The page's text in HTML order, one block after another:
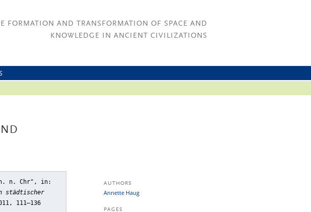
FORMATION AND TRANSFORMATION OF SPACE AND
KNOWLEDGE IN ANCIENT CIVILIZATIONS
n. Chr" , in:
städtischer
111–136
AUTHORS
Annette Haug
PAGES